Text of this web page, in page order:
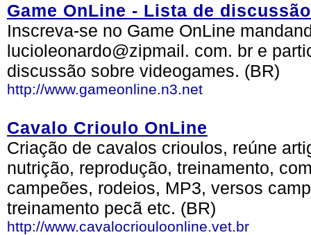
Game OnLine - Lista de
Inscreva-se no Game OnLine
lucioleonardo@zipmail. com. br e
discussão sobre videogames. (BR)
http://www.gameonline.n3.net
Cavalo Crioulo OnLine
Criação de cavalos crioulos, reúne
nutrição, reprodução, treinamento,
campeões, rodeios, MP3, versos
treinamento pecã etc. (BR)
http://www.cavalocriouloonline.vet.br